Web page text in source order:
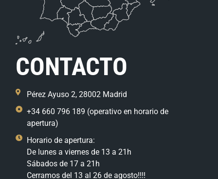
CONTACTO
Pérez Ayuso 2, 28002 Madrid
+34 660 796 189 (operativo en horario de
apertura)
Horario de apertura:
De lunes a viernes de 13 a 21h
Sábados de 17 a 21h
Cerramos del 13 al 26 de agosto!!!!